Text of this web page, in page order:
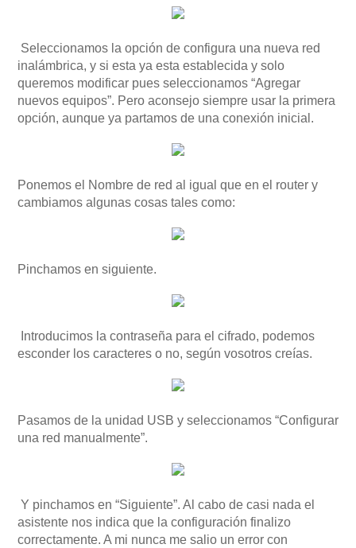
Seleccionamos la opción de configura una nueva red
inalámbrica, y si esta ya esta establecida y solo
queremos modificar pues seleccionamos “Agregar
nuevos equipos”. Pero aconsejo siempre usar la primera
opción, aunque ya partamos de una conexión inicial.
Ponemos el Nombre de red al igual que en el router y
cambiamos algunas cosas tales como:
Pinchamos en siguiente.
Introducimos la contraseña para el cifrado, podemos
esconder los caracteres o no, según vosotros creías.
Pasamos de la unidad USB y seleccionamos “Configurar
una red manualmente”.
Y pinchamos en “Siguiente”. Al cabo de casi nada el
asistente nos indica que la configuración finalizo
correctamente. A mi nunca me salio un error con